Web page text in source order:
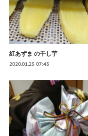
紅あずま の干し芋
2020.01.25 07:43